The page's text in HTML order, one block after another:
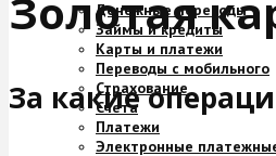
Денежные переводы
Займы и кредиты
Карты и платежи
Переводы с мобильного
Страхование
Счета
Платежи
Электронные
Золотая
За какие